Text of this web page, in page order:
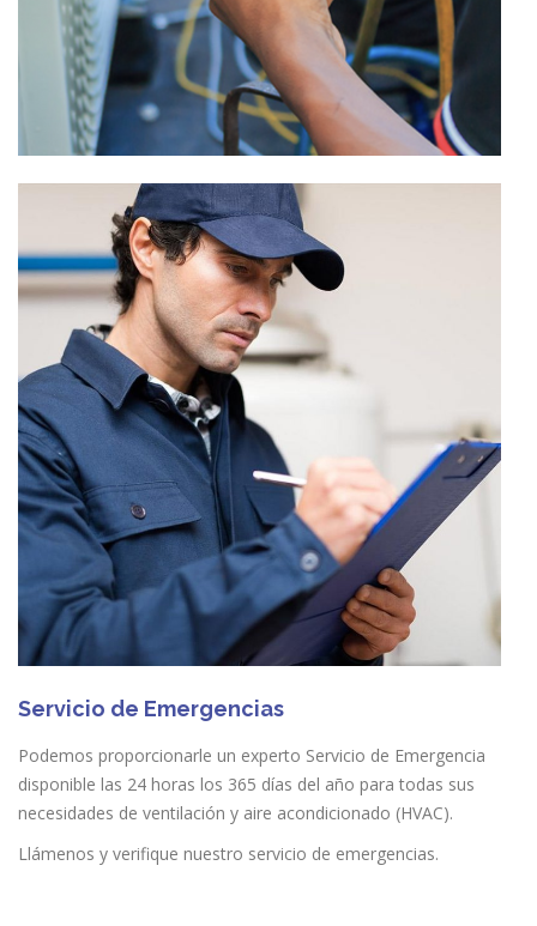
Servicio de Emergencias
Podemos proporcionarle un experto Servicio de Emergencia
disponible las 24 horas los 365 días del año para todas sus
necesidades de ventilación y aire acondicionado (HVAC).
Llámenos y verifique nuestro servicio de emergencias.